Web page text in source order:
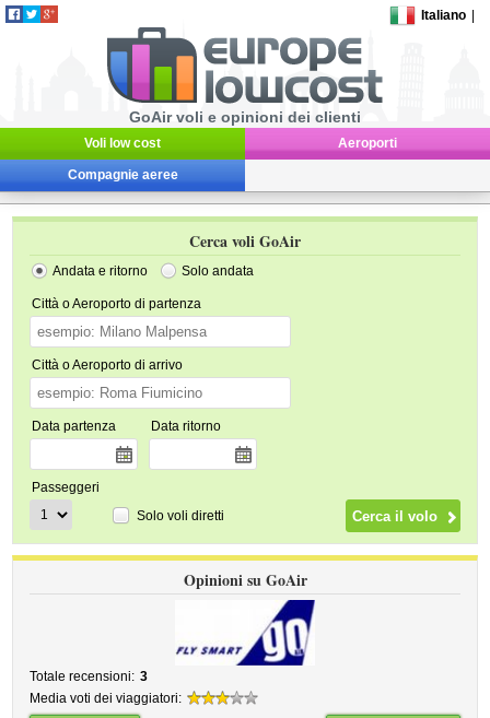
Italiano
GoAir voli e opinioni dei clienti
Voli low cost Aeroporti
Compagnie aeree
Cerca voli GoAir
Andata e ritorno Solo andata
Città o Aeroporto di partenza
Città o Aeroporto di arrivo
Data partenza Data ritorno
Passeggeri
Solo voli diretti
Opinioni su GoAir
Totale recensioni: 3
Media voti dei viaggiatori: